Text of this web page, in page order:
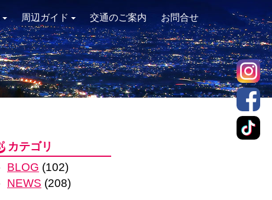
周辺ガイド 交通のご案内 お問合せ
カテゴリ
BLOG (102)
NEWS (208)